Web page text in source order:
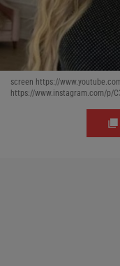
screen https://
https://www.instagram.com/p/